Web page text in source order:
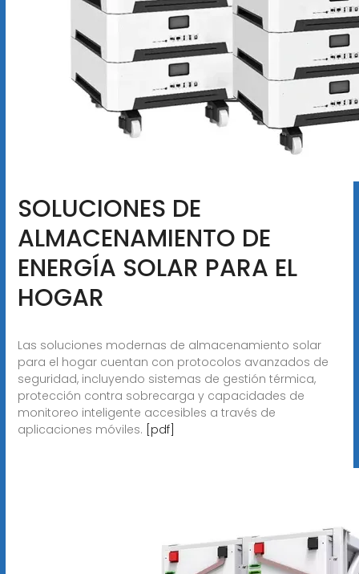
SOLUCIONES DE
ALMACENAMIENTO DE
ENERGÍA SOLAR PARA EL
HOGAR
Las soluciones modernas de almacenamiento solar
para el hogar cuentan con protocolos avanzados de
seguridad, incluyendo sistemas de gestión térmica,
protección contra sobrecarga y capacidades de
monitoreo inteligente accesibles a través de
aplicaciones móviles. [pdf]